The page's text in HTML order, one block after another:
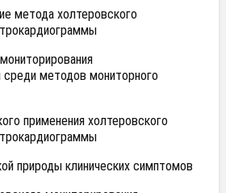
метода холтеровского
методов мониторного
применения холтеровского
природы клинических симптомов